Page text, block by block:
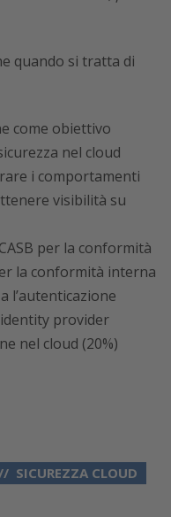
quando si tratta di
come obiettivo
nel cloud
i comportamenti
visibilità su
per la conformità
la conformità interna
l’autenticazione
provider
nel cloud (20%)
SICUREZZA CLOUD